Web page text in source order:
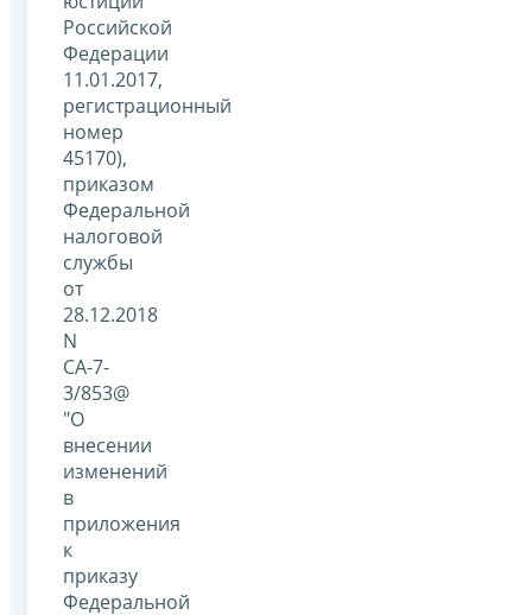
Российской
Федерации
11.01.2017,
регистрационный
номер
45170),
приказом
Федеральной
налоговой
службы
от
28.12.2018
N
СА-7-
3/853@
"О
внесении
изменений
в
приложения
к
приказу
Федеральной